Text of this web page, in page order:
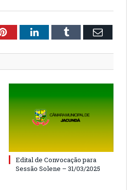
PinterestLinkedInTumblr Email
Edital de Convocação para
Sessão Solene – 31/03/2025